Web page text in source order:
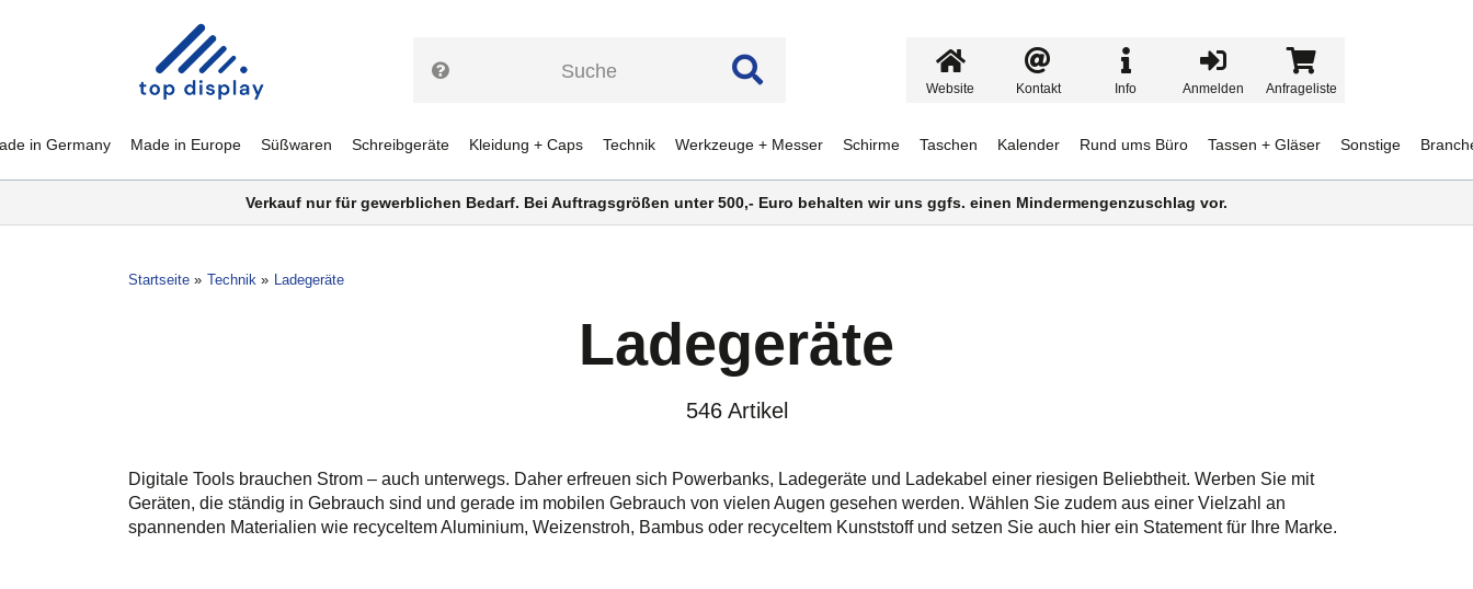
in Germany Made in Europe Süßwaren Schreibgeräte Kleidung + Caps Technik Werkzeuge + Messer Schirme Taschen Kalender Rund ums Büro Tassen + Gläser Sonstige
Website Kontakt Info Anmelden Anfrageliste
Verkauf nur für gewerblichen Bedarf. Bei Auftragsgrößen unter 500,- Euro behalten wir uns ggfs. einen Mindermengenzuschlag vor.
Startseite Technik Ladegeräte
Ladegeräte
546 Artikel
Digitale Tools brauchen Strom – auch unterwegs. Daher erfreuen sich Powerbanks, Ladegeräte und Ladekabel einer riesigen Beliebtheit. Werben Sie mit
Geräten, die ständig in Gebrauch sind und gerade im mobilen Gebrauch von vielen Augen gesehen werden. Wählen Sie zudem aus einer Vielzahl an
spannenden Materialien wie recyceltem Aluminium, Weizenstroh, Bambus oder recyceltem Kunststoff und setzen Sie auch hier ein Statement für Ihre Marke.